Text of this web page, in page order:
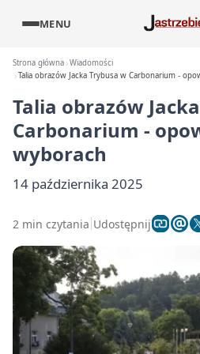
MENU
Strona główna Wiadomości
Talia obrazów Jacka Trybusa w Carbonarium -
Talia obrazów
Carbonarium -
wyborach
14 października 2025
2 min czytania Udostępnij